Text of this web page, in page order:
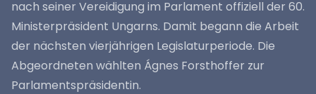
nach seiner Vereidigung im Parlament offiziell der 60.
Ministerpräsident Ungarns. Damit begann die Arbeit
der nächsten vierjährigen Legislaturperiode. Die
Abgeordneten wählten Ágnes Forsthoffer zur
Parlamentspräsidentin.